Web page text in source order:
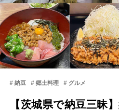
納豆 郷土料理 グルメ
【茨城県で納豆三昧